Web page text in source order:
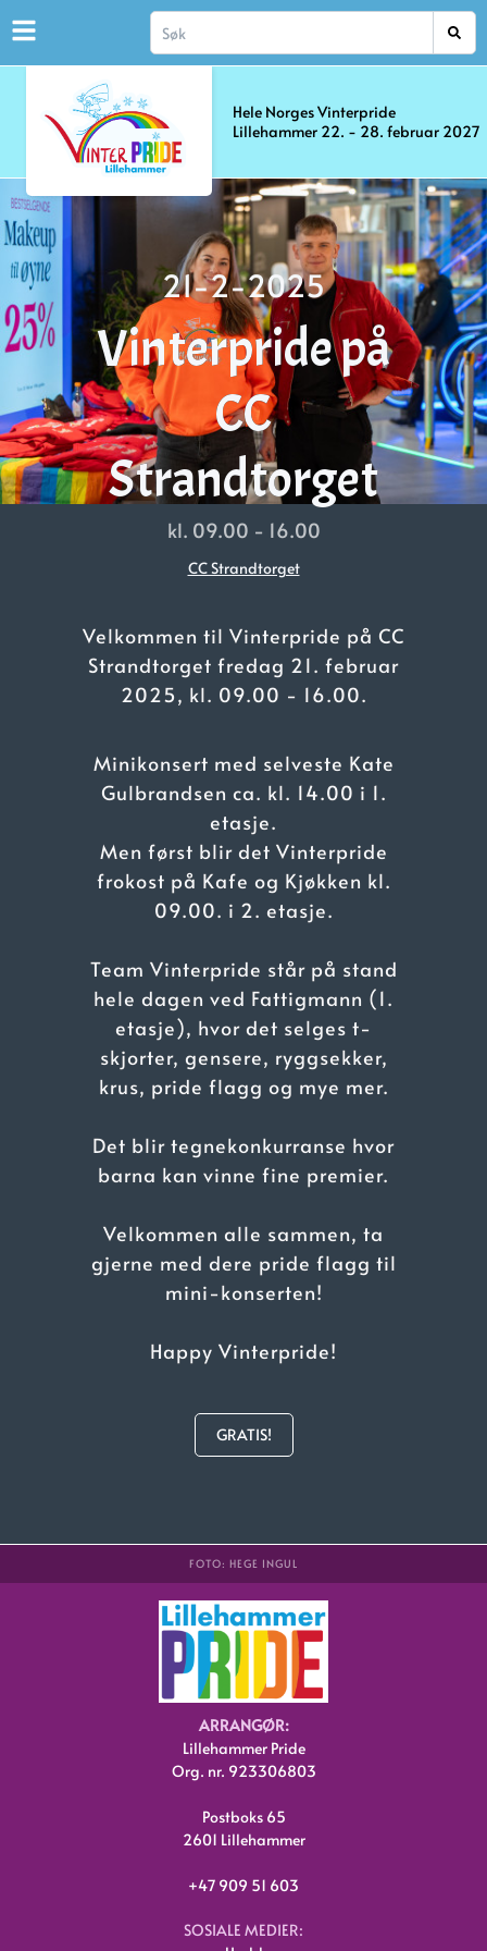
Hele Norges Vinterpride
Lillehammer 22. - 28. februar 2027
21-2-2025
Vinterpride på
CC
Strandtorget
kl. 09.00 - 16.00
CC Strandtorget
Velkommen til Vinterpride på CC
Strandtorget fredag 21. februar
2025, kl. 09.00 - 16.00.
Minikonsert med selveste Kate
Gulbrandsen ca. kl. 14.00 i 1.
etasje.
Men først blir det Vinterpride
frokost på Kafe og Kjøkken kl.
09.00. i 2. etasje.
Team Vinterpride står på stand
hele dagen ved Fattigmann (1.
etasje), hvor det selges t-
skjorter, gensere, ryggsekker,
krus, pride flagg og mye mer.
Det blir tegnekonkurranse hvor
barna kan vinne fine premier.
Velkommen alle sammen, ta
gjerne med dere pride flagg til
mini-konserten!
Happy Vinterpride!
GRATIS!
FOTO: HEGE INGUL
ARRANGØR:
Lillehammer Pride
Org. nr. 923306803
Postboks 65
2601 Lillehammer
+47 909 51 603
SOSIALE MEDIER: